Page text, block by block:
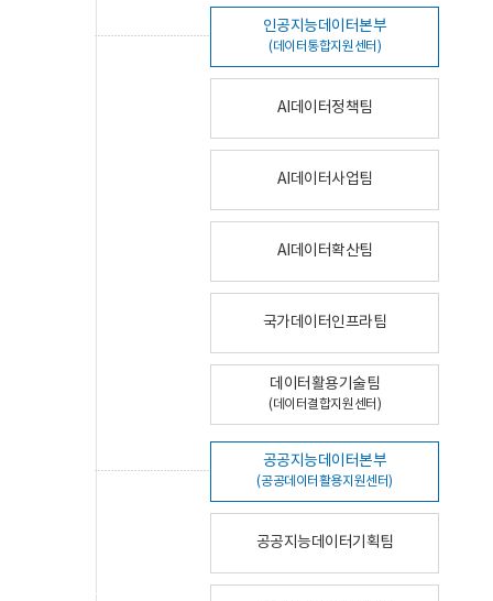
인공지능데이터본부
(데이터통합지원센터)
AI데이터정책팀
AI데이터사업팀
AI데이터확산팀
국가데이터인프라팀
데이터활용기술팀
(데이터결합지원센터)
공공지능데이터본부
(공공데이터활용지원센터)
공공지능데이터기획팀